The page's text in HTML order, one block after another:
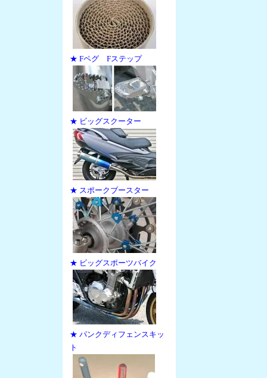
★ Fペグ Fステップ
★ ビッグスクーター
★ スポークブースター
★ ビッグスポーツバイク
★ パンクディフェンスキッ
ト